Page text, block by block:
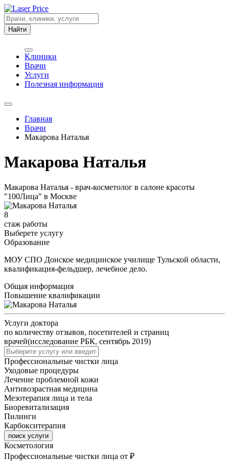
Найти
Клиники
Врачи
Услуги
Полезная информация
Главная
Врачи
Макарова Наталья
Макарова Наталья
Макарова Наталья - врач-косметолог в салоне красоты
"100Лица" в Москве
8
стаж работы
Выберете услугу
Образование
МОУ СПО Донское медицинское училище Тульской области,
квалификация-фельдшер, лечебное дело.
Общая информация
Повышение квалификации
Услуги доктора
по количеству отзывов, посетителей и страниц
врачей(исследование РБК, сентябрь 2019)
Профессиональные чистки лица
Уходовые процедуры
Лечение проблемной кожи
Антивозрастная медицина
Мезотерапия лица и тела
Биоревитализация
Пилинги
Карбокситерапия
поиск услуги
Косметология
Профессиональные чистки лица от ₽